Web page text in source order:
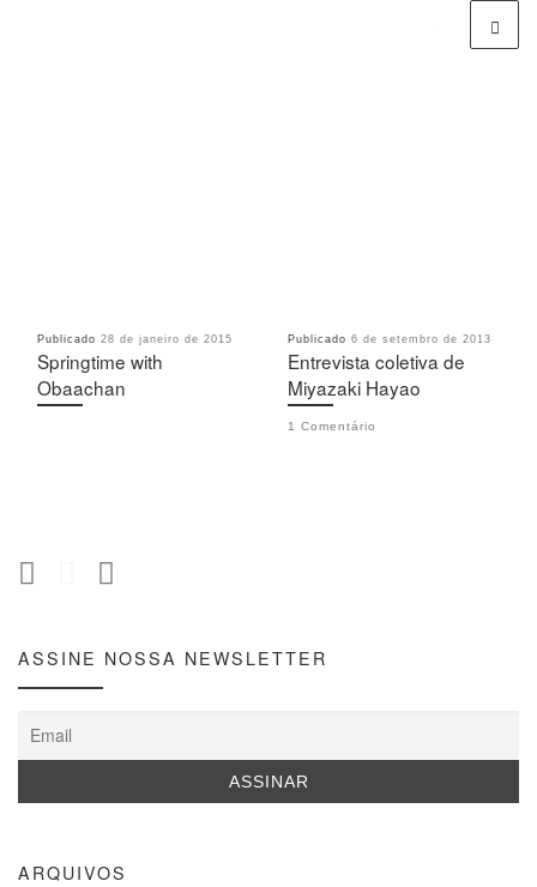
Publicado 28 de janeiro de 2015
Springtime with
Obaachan
Publicado 6 de setembro de 2013
Entrevista coletiva de
Miyazaki Hayao
1 Comentário
ASSINE NOSSA NEWSLETTER
ARQUIVOS